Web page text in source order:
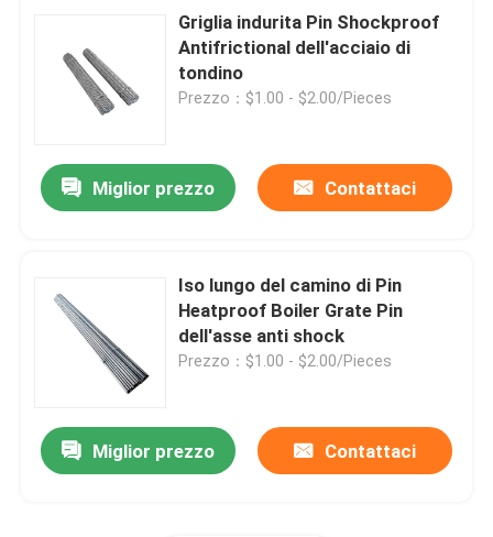
Griglia indurita Pin Shockproof
Antifrictional dell'acciaio di
tondino
Prezzo：$1.00 - $2.00/Pieces
Miglior prezzo Contattaci
Iso lungo del camino di Pin
Heatproof Boiler Grate Pin
dell'asse anti shock
Prezzo：$1.00 - $2.00/Pieces
Miglior prezzo Contattaci